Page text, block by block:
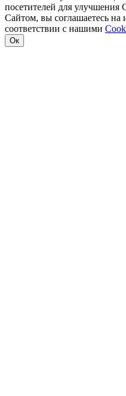
посетителей для улучшения
Сайтом, вы соглашаетесь на
соответствии с нашими
Ок